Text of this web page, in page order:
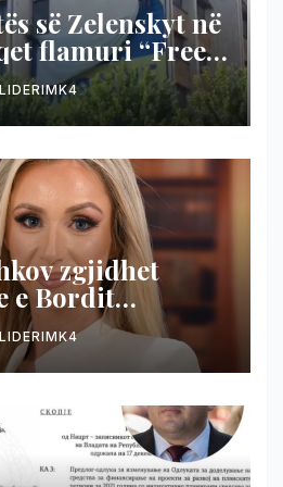
së Zelenskyt në
flamuri “Free
(Video)
LIDERIMK4
zgjidhet
e Bordit
M-NAV
LIDERIMK4